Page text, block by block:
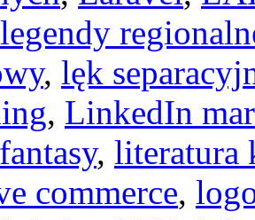
legendy
, lęk
, LinkedIn
, literatura
commerce,